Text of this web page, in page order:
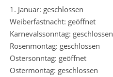
1. Januar: geschlossen
Weiberfastnacht: geöffnet
Karnevalssonntag: geschlossen
Rosenmontag: geschlossen
Ostersonntag: geöffnet
Ostermontag: geschlossen